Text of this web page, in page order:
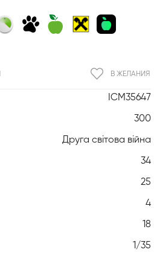
ICM35647
300
Друга світова війна
34
25
4
18
1/35
В ЖЕЛАНИЯ